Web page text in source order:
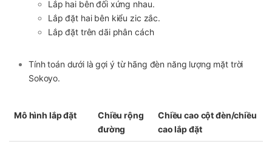
Lắp hai bên đối xứng nhau.
Lắp đặt hai bên kiểu zic zắc.
Lắp đặt trên dãi phân cách
Tính toán dưới là gợi ý từ hãng đèn năng lượng mặt trời
Sokoyo.
Mô hình lắp đặt
Chiều rộng
đường
Chiều cao cột đèn/chiều
cao lắp đặt